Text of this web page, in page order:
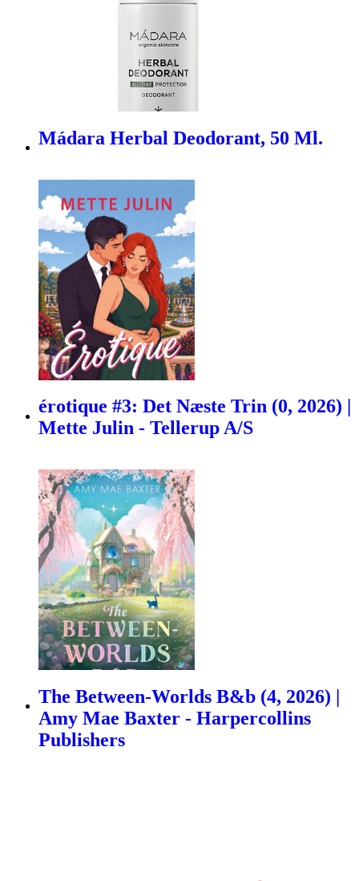
Mádara Herbal Deodorant, 50 Ml.
érotique #3: Det Næste Trin (0, 2026) |
Mette Julin - Tellerup A/S
The Between-Worlds B&b (4, 2026) |
Amy Mae Baxter - Harpercollins
Publishers